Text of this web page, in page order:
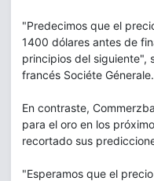
"Predecimos que el
1400 dólares antes de
principios del siguiente",
francés Sociéte Génerale.
En contraste,
para el oro en los
recortado sus
"Esperamos que el